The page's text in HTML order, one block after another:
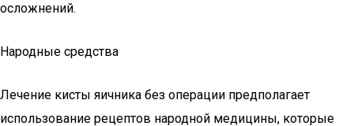
осложнений.
Народные средства
Лечение кисты яичника без операции предполагает
использование рецептов народной медицины, которые